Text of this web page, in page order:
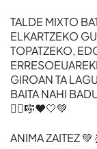
TALDE MIXTO
ELKARTZEKO
TOPATZEKO,
GIROAN TA
BAITA NAHI
🙋‍♀️🎼❤️🤍💚
ANIMA ZAITEZ